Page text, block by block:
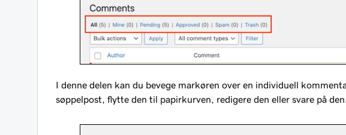
I denne delen kan du bevege markøren over en individuell
søppelpost, flytte den til papirkurven, redigere den eller svare på den.